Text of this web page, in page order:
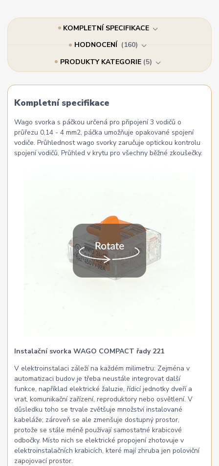
KOMPLETNÍ SPECIFIKACE
HODNOCENÍ
160
PRODUKTY KATEGORIE 5
Kompletní specifikace
Wago svorka s páčkou určená pro připojení 3 vodičů o
průřezu 0,14 - 4 mm2, páčka umožňuje opakované spojení
vodiče. Průhlednost wago svorky zaručuje optickou kontrolu
spojení vodičů, Průhled v krytu pro všechny běžné zkoušečky.
Instalační svorka WAGO COMPACT řady 221
V elektroinstalaci záleží na každém milimetru: Zejména v
automatizaci budov je třeba neustále integrovat další
funkce, například elektrické žaluzie, řídicí jednotky dveří a
vrat, komunikační zařízení, reproduktory nebo osvětlení. V
důsledku toho se trvale zvětšuje množství instalované
kabeláže; zároveň se ale zmenšuje dostupný prostor,
protože se stále méně používají samostatné krabicové
odbočky. Místo nich se elektrické propojení zhotovuje v
elektroinstalačních krabicích, které mají zhruba jen poloviční
zapojovací prostor.